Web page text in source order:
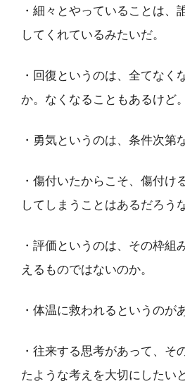
・細々とやっていることは、
してくれているみたいだ。
・回復というのは、全てなく
か。なくなることもあるけど。
・勇気というのは、条件次第
・傷付いたからこそ、傷付け
してしまうことはあるだろうな
・評価というのは、その枠組
えるものではないのか。
・体温に救われるというのが
・往来する思考があって、そ
たような考えを大切にしたい